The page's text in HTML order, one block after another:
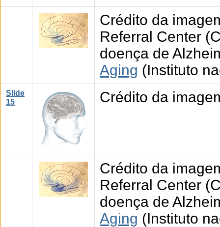
Crédito da
Referral Center
doença de
Aging (Instituto
Slide
15
Crédito da
Crédito da
Referral Center
doença de
Aging (Instituto